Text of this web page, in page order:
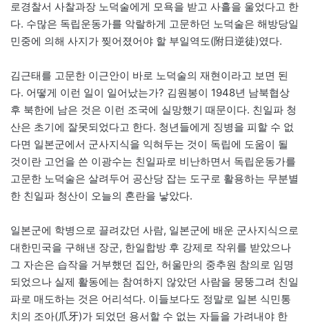
로경찰서 사찰과장 노덕술에게 모욕을 받고 사흘을 울었다고 한
다. 수많은 독립운동가를 악랄하게 고문하던 노덕술은 해방당일
민중에 의해 사지가 찢어졌어야 할 부일역도(附日逆徒)였다.
김근태를 고문한 이근안이 바로 노덕술의 재현이라고 보면 된
다. 어떻게 이런 일이 일어났는가? 김원봉이 1948년 남북협상
후 북한에 남은 것은 이런 조국에 실망했기 때문이다. 친일파 청
산은 초기에 잘못되었다고 한다. 청년들에게 징병을 피할 수 없
다면 일본군에서 군사지식을 익혀두는 것이 독립에 도움이 될
것이란 고언을 쓴 이광수는 친일파로 비난하면서 독립운동가를
고문한 노덕술은 살려두어 공산당 잡는 도구로 활용하는 무분별
한 친일파 청산이 오늘의 혼란을 낳았다.
일본군에 학병으로 끌려갔던 사람, 일본군에 배운 군사지식으로
대한민국을 구해낸 장군, 한일합방 후 강제로 작위를 받았으나
그 자손은 습작을 거부했던 집안, 허울만의 중추원 참의로 임명
되었으나 실제 활동에는 참여하지 않았던 사람을 뭉뚱그려 친일
파로 매도하는 것은 어리석다. 이들보다도 정말로 일본 식민통
치의 조아(爪牙)가 되었던 용서할 수 없는 자들을 가려내야 한